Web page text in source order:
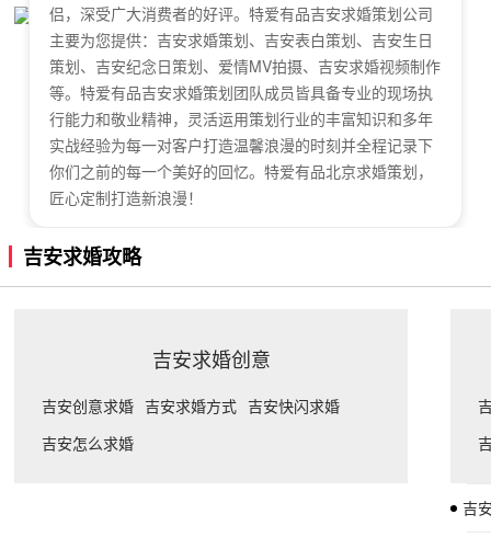
侣，深受广大消费者的好评。特爱有品吉安求婚策划公司
主要为您提供：吉安求婚策划、吉安表白策划、吉安生日
策划、吉安纪念日策划、爱情MV拍摄、吉安求婚视频制作
等。特爱有品吉安求婚策划团队成员皆具备专业的现场执
行能力和敬业精神，灵活运用策划行业的丰富知识和多年
实战经验为每一对客户打造温馨浪漫的时刻并全程记录下
你们之前的每一个美好的回忆。特爱有品北京求婚策划，
匠心定制打造新浪漫！
吉安求婚攻略
吉安求婚创意
吉安创意求婚 吉安求婚方式 吉安快闪求婚
吉安怎么求婚
吉